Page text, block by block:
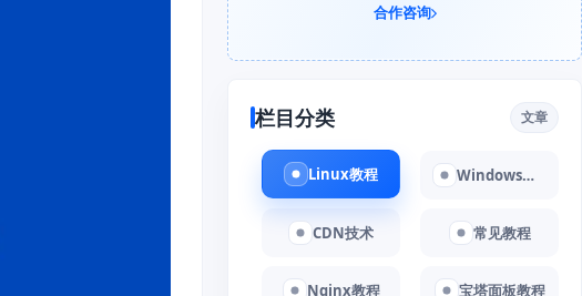
合作咨询
栏目分类 文章
Linux教程 Windows教程
CDN技术 常见教程
Nginx教程 宝塔面板教程